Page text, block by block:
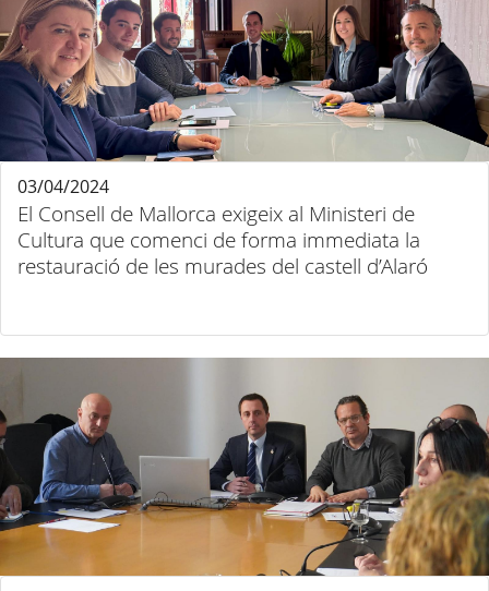
El Consell de Mallorca exigeix al Ministeri de
Cultura que comenci de forma immediata la
restauració de les murades del castell d’Alaró
03/04/2024